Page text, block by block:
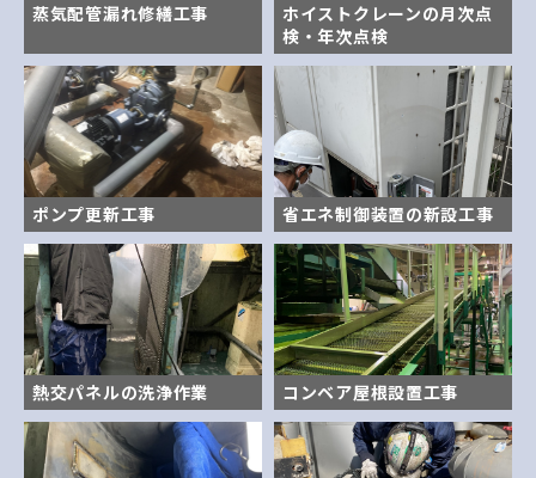
蒸気配管漏れ修繕工事
ホイストクレーンの月次点
検・年次点検
ポンプ更新工事 省エネ制御装置の新設工事
熱交パネルの洗浄作業 コンベア屋根設置工事